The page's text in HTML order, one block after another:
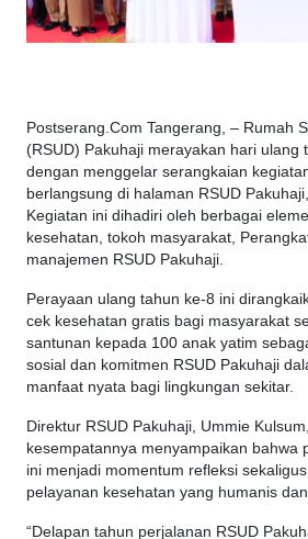
Postserang.Com Tangerang, – Rumah
(RSUD) Pakuhaji merayakan hari ulang
dengan menggelar serangkaian
berlangsung di halaman RSUD
Kegiatan ini dihadiri oleh berbagai
kesehatan, tokoh masyarakat,
manajemen RSUD Pakuhaji.
Perayaan ulang tahun ke-8 ini
cek kesehatan gratis bagi masyarakat
santunan kepada 100 anak yatim
sosial dan komitmen RSUD Pakuhaji
manfaat nyata bagi lingkungan sekitar.
Direktur RSUD Pakuhaji, Ummie
kesempatannya menyampaikan bahwa
ini menjadi momentum refleksi
pelayanan kesehatan yang humanis
“Delapan tahun perjalanan RSUD